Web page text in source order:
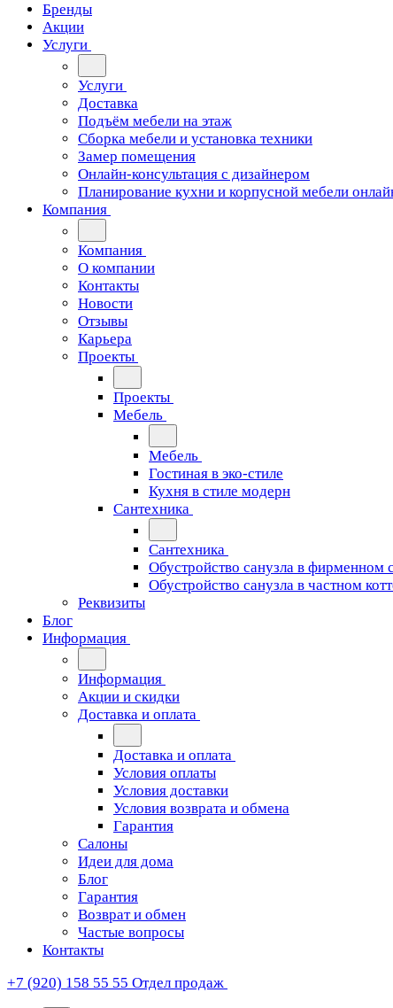
Бренды
Акции
Услуги
Услуги
Доставка
Подъём мебели на этаж
Сборка мебели и установка техники
Замер помещения
Онлайн-консультация с дизайнером
Планирование кухни и корпусной мебели
Компания
Компания
О компании
Контакты
Новости
Отзывы
Карьера
Проекты
Проекты
Мебель
Мебель
Гостиная в эко-стиле
Кухня в стиле модерн
Сантехника
Сантехника
Обустройство санузла в фирменном
Обустройство санузла в частном
Реквизиты
Блог
Информация
Информация
Акции и скидки
Доставка и оплата
Доставка и оплата
Условия оплаты
Условия доставки
Условия возврата и обмена
Гарантия
Салоны
Идеи для дома
Блог
Гарантия
Возврат и обмен
Частые вопросы
Контакты
+7 (920) 158 55 55 Отдел продаж